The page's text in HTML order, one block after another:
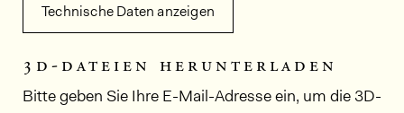
Technische Daten anzeigen
3d-dateien herunterladen
Bitte geben Sie Ihre E-Mail-Adresse ein, um die 3D-